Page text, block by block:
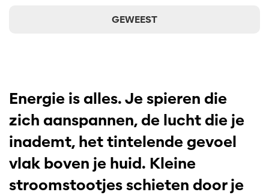
GEWEEST
Energie is alles. Je spieren die
zich aanspannen, de lucht die je
inademt, het tintelende gevoel
vlak boven je huid. Kleine
stroomstootjes schieten door je